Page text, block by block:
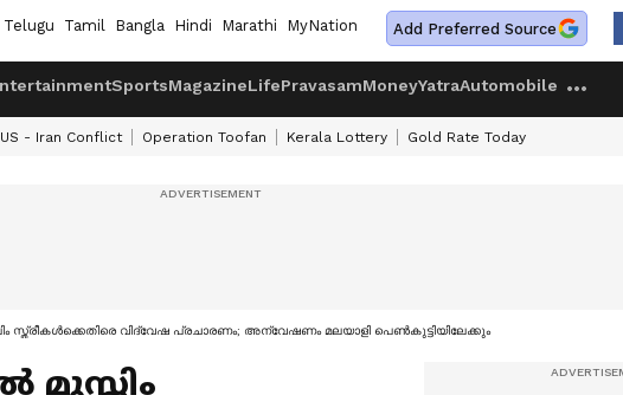
Telugu Tamil Bangla Hindi Marathi MyNation Add Preferred Source
SportsMagazineLifePravasamMoneyYatraAutomobile
US - Iran Conflict Operation Toofan Kerala Lottery Gold Rate Today
വിദ്വേഷ പ്രചാരണം; അന്വേഷണം മലയാളി പെൺകുട്ടിയിലേക്കും
മുസ്ലിം